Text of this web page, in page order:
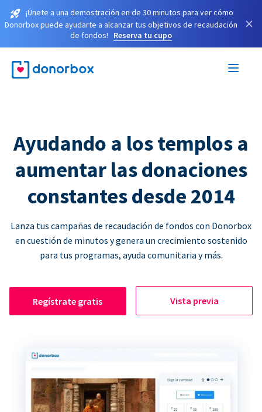
¡Únete a una demostración en de 30 minutos para ver cómo
Donorbox puede ayudarte a alcanzar tus objetivos de recaudación
de fondos!
Reserva tu cupo
×
Ayudando a los templos a
aumentar las donaciones
constantes desde 2014
Lanza tus campañas de recaudación de fondos con Donorbox
en cuestión de minutos y genera un crecimiento sostenido
para tus programas, ayuda comunitaria y más.
Regístrate gratis Vista previa